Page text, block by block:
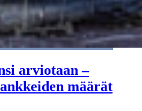
arviotaan –
määrät